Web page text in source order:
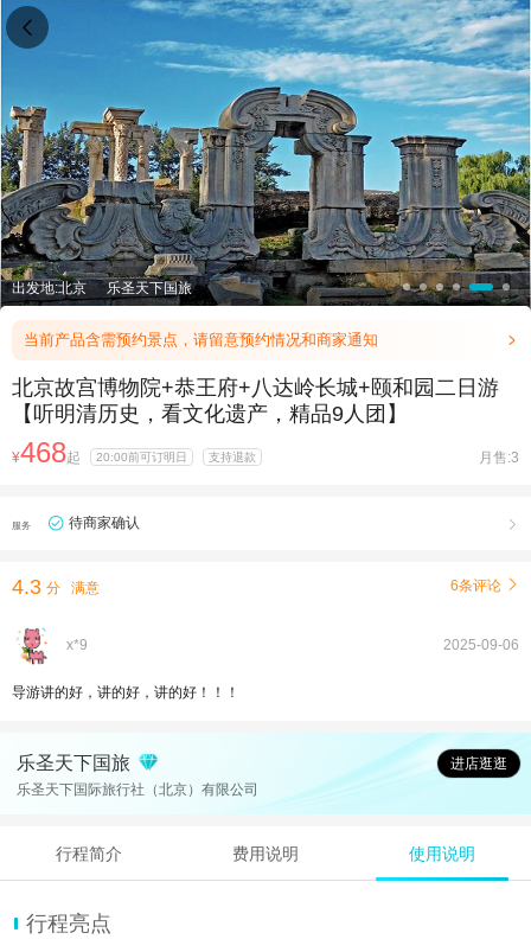
出发地:北京 乐圣天下国旅
当前产品含需预约景点，请留意预约情况和商家通知 
北京故宫博物院+恭王府+八达岭长城+颐和园二日游
【听明清历史，看文化遗产，精品9人团】
¥468起 20:00前可订明日 支持退款 月售:3
服务 待商家确认 
4.3 分 满意 6条评论 
x*9 2025-09-06
导游讲的好，讲的好，讲的好！！！
乐圣天下国旅
进店逛逛
乐圣天下国际旅行社（北京）有限公司
行程简介 费用说明 使用说明
行程亮点
